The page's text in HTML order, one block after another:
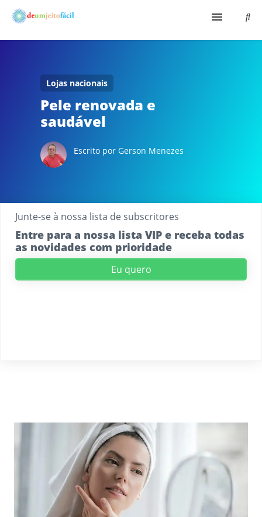
Aqui É Fácil
Shopping Virtual
Lojas nacionais
Pele renovada e
saudável
Escrito por Gerson Menezes
Junte-se à nossa lista de subscritores
Entre para a nossa lista VIP e receba todas
as novidades com prioridade
Eu quero